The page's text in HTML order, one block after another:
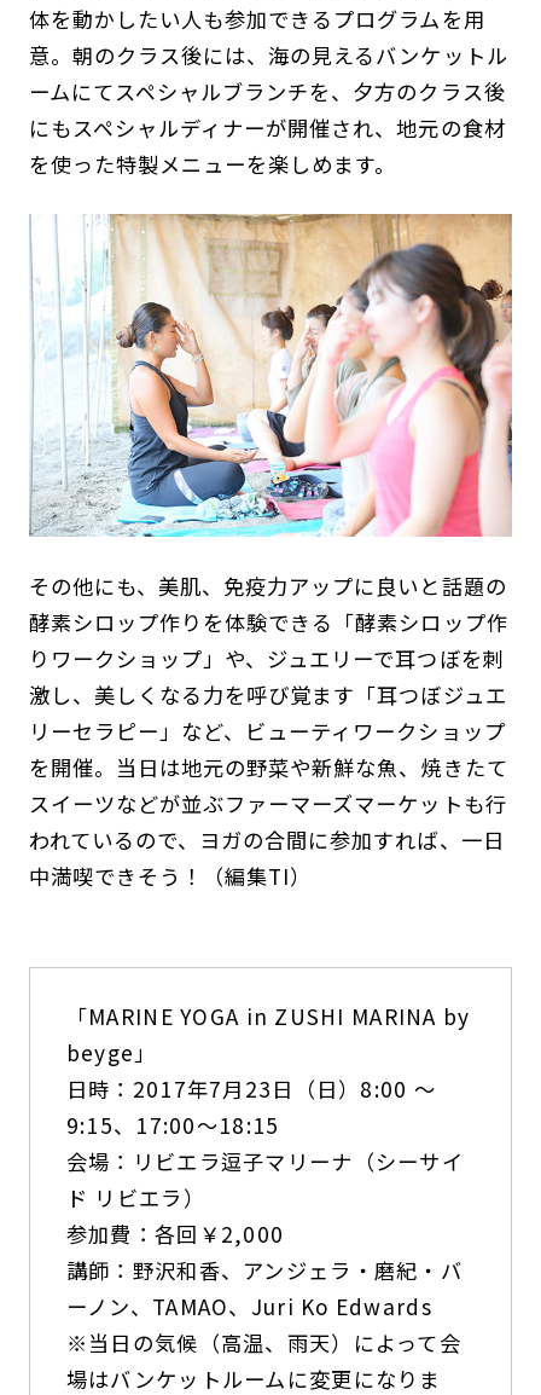
体を動かしたい人も参加できるプログラムを用
意。朝のクラス後には、海の見えるバンケットル
ームにてスペシャルブランチを、夕方のクラス後
にもスペシャルディナーが開催され、地元の食材
を使った特製メニューを楽しめます。
その他にも、美肌、免疫力アップに良いと話題の
酵素シロップ作りを体験できる「酵素シロップ作
りワークショップ」や、ジュエリーで耳つぼを刺
激し、美しくなる力を呼び覚ます「耳つぼジュエ
リーセラピー」など、ビューティワークショップ
を開催。当日は地元の野菜や新鮮な魚、焼きたて
スイーツなどが並ぶファーマーズマーケットも行
われているので、ヨガの合間に参加すれば、一日
中満喫できそう！（編集TI）
「MARINE YOGA in ZUSHI MARINA by
beyge」
日時：2017年7月23日（日）8:00 ～
9:15、17:00～18:15
会場：リビエラ逗子マリーナ（シーサイ
ド リビエラ）
参加費：各回￥2,000
講師：野沢和香、アンジェラ・磨紀・バ
ーノン、TAMAO、Juri Ko Edwards
※当日の気候（高温、雨天）によって会
場はバンケットルームに変更になりま